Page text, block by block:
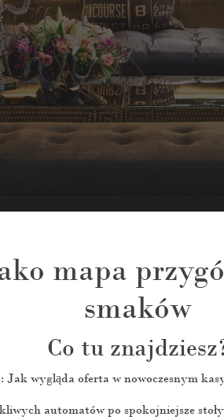
mapa
smaków
Co tu
Jak wygląda oferta w nowoczesnym
automatów po spokojniejsze